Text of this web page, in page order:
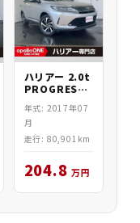
ハリアー 2.0t
PROGRESS
年式: 2017年07
月
走行: 80,901km
204.8 万円